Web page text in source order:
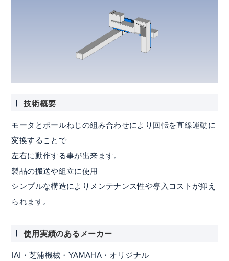
技術概要
モータとボールねじの組み合わせにより回転を直線運動に
変換することで
左右に動作する事が出来ます。
製品の搬送や組立に使用
シンプルな構造によりメンテナンス性や導入コストが抑え
られます。
使用実績のあるメーカー
IAI・芝浦機械・YAMAHA・オリジナル